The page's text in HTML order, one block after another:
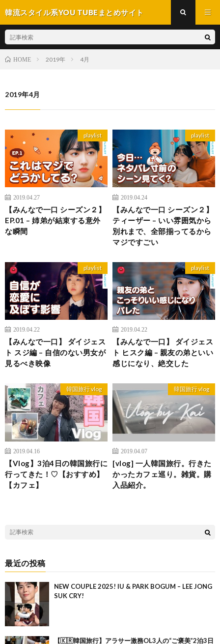
韓流スタイル系YOU TUBEまとめサイト
HOME 2019年 4月
2019年4月
playlist
2019.04.27
【みんなで一口 シーズン２】
EP.01 – 姉弟が結束する意外
な瞬間
playlist
2019.04.24
【みんなで一口 シーズン２】
ティーザー – いい雰囲気から
別れまで、全部揃ってるから
マジですごい
playlist
2019.04.22
【みんなで一口】 ダイジェス
ト スジ編 – 自信のない男女が
見るべき映像
playlist
2019.04.22
【みんなで一口】 ダイジェス
ト ヒスク編 – 親友の弟といい
感じになり、絶交した
韓国旅行 vlog
2019.04.16
【Vlog】3泊4日の韓国旅行に
行ってきた！♡【おすすめ】
【カフェ】
韓国旅行 vlog
2019.04.07
[vlog] 一人韓国旅行。行きた
かったカフェ巡り。雑貨。購
入品紹介。
最近の投稿
NEW COUPLE 2025! IU & PARK BOGUM – LEE JONG
SUK CRY!
【🇰🇷韓国旅行】アラサー激務OL3人の“ご褒美”2泊3日